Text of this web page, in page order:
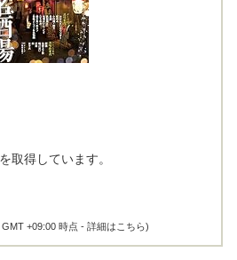
取得しています。
GMT +09:00 時点 -詳細はこちら)